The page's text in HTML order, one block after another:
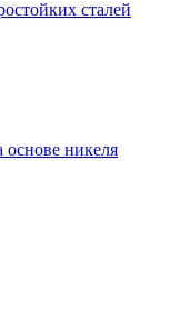
сталей
основе никеля